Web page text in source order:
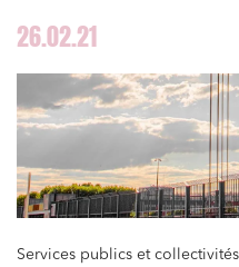
26.02.21
Services publics et collectivités
Relations
Associations et
Media et édition